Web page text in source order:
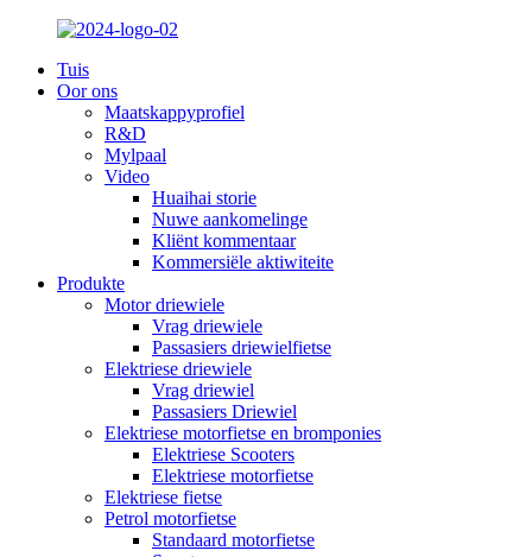
Tuis
Oor ons
Maatskappyprofiel
R&D
Mylpaal
Video
Huaihai storie
Nuwe aankomelinge
Kliënt kommentaar
Kommersiële aktiwiteite
Produkte
Motor driewiele
Vrag driewiele
Passasiers driewielfietse
Elektriese driewiele
Vrag driewiel
Passasiers Driewiel
Elektriese motorfietse en bromponies
Elektriese Scooters
Elektriese motorfietse
Elektriese fietse
Petrol motorfietse
Standaard motorfietse